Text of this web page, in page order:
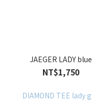
JAEGER LADY blue
NT$1,750